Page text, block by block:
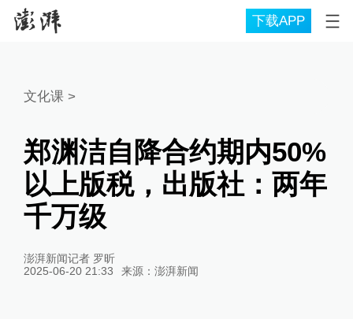
下载APP
文化课>
郑渊洁自降合约期内50%
以上版税，出版社：两年
千万级
澎湃新闻记者 罗昕
2025-06-20 21:33
来源： 澎湃新闻